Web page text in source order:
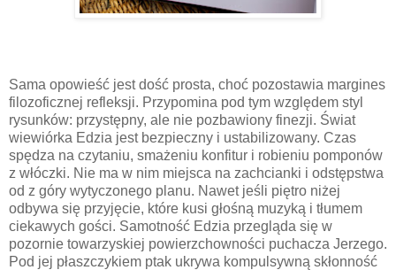
Sama opowieść jest dość prosta, choć pozostawia margines
filozoficznej refleksji. Przypomina pod tym względem styl
rysunków: przystępny, ale nie pozbawiony finezji. Świat
wiewiórka Edzia jest bezpieczny i ustabilizowany. Czas
spędza na czytaniu, smażeniu konfitur i robieniu pomponów
z włóczki. Nie ma w nim miejsca na zachcianki i odstępstwa
od z góry wytyczonego planu. Nawet jeśli piętro niżej
odbywa się przyjęcie, które kusi głośną muzyką i tłumem
ciekawych gości. Samotność Edzia przegląda się w
pozornie towarzyskiej powierzchowności puchacza Jerzego.
Pod jej płaszczykiem ptak ukrywa kompulsywną skłonność